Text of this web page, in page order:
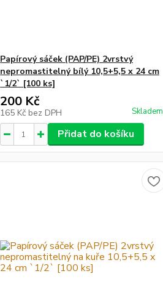
Papírový sáček (PAP/PE) 2vrstvý
nepromastitelný bílý 10,5+5,5 x 24 cm
`1/2` [100 ks]
200 Kč
165 Kč bez DPH Skladem
Přidat do košíku